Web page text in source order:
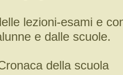
lezioni-esami e
e dalle scuole.
della scuola